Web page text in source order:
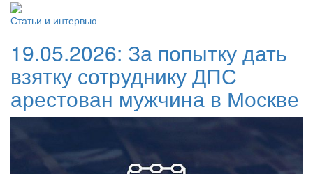
Статьи и интервью
19.05.2026: За попытку дать
взятку сотруднику ДПС
арестован мужчина в Москве